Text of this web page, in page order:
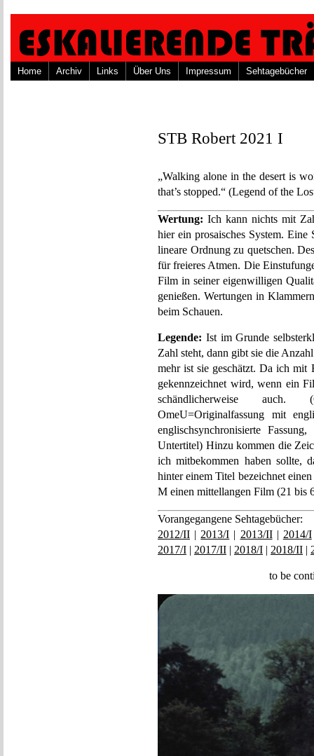
Home Archiv Links Über Uns Impressum Sehtagebücher
STB Robert 2021 I
„Walking alone in the desert is
that’s stopped.“ (Legend of the
Wertung:Ich kann nichts mit
hier ein prosaisches System.
lineare Ordnung zu quetschen.
für freieres Atmen. Die
Film in seiner eigenwilligen
genießen. Wertungen in
beim Schauen.
Legende: Ist im Grunde
Zahl steht, dann gibt sie die
mehr ist sie geschätzt. Da ich mit
gekennzeichnet wird, wenn ein
schändlicherweise auch.
OmeU=Originalfassung mit
englischsynchronisierte
Untertitel) Hinzu kommen die
ich mitbekommen haben sollte,
hinter einem Titel bezeichnet
M einen mittellangen Film (21 bis
Vorangegangene Sehtagebücher:
2012/II | 2013/I | 2013/II| 2014/I
2017/I | 2017/II | 2018/I | 2018/II |
to be